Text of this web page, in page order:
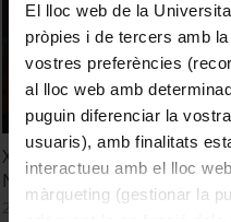
El lloc web de la
pròpies i de tercers amb
vostres preferències
al lloc web amb
puguin diferenciar la
usuaris), amb finalitats
interactueu amb el lloc
màrqueting (gestionar la
XII International Academic
Natalia Fabra
28 Febrero, 2024